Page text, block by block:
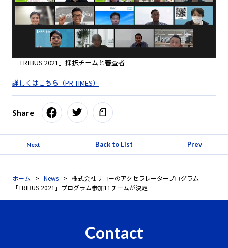
「TRIBUS 2021」採択チームと審査者
詳しくはこちら（PR TIMES）
Share
Next Back to List Prev
ホーム News
株式会社リコーのアクセラレータープログラム
「TRIBUS 2021」プログラム参加11チームが決定
Contact